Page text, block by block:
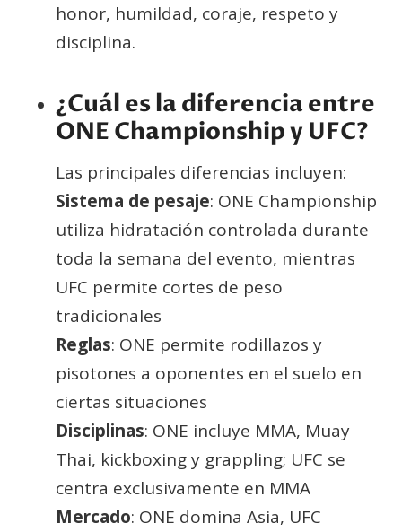
honor, humildad, coraje, respeto y
disciplina.
¿Cuál es la diferencia entre
ONE Championship y UFC?
Las principales diferencias incluyen:
Sistema de pesaje: ONE Championship
utiliza hidratación controlada durante
toda la semana del evento, mientras
UFC permite cortes de peso
tradicionales
Reglas: ONE permite rodillazos y
pisotones a oponentes en el suelo en
ciertas situaciones
Disciplinas: ONE incluye MMA, Muay
Thai, kickboxing y grappling; UFC se
centra exclusivamente en MMA
Mercado: ONE domina Asia, UFC